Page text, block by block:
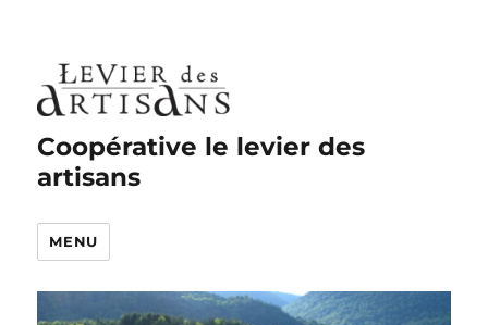
Coopérative le levier des
artisans
MENU